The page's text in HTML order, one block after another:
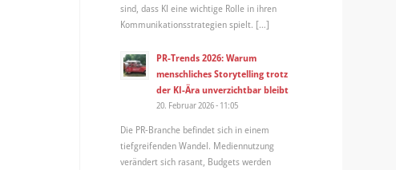
sind, dass KI eine wichtige Rolle in ihren
Kommunikationsstrategien spielt. […]
PR-Trends 2026: Warum
menschliches Storytelling trotz
der KI-Ära unverzichtbar bleibt
20. Februar 2026 - 11:05
Die PR-Branche befindet sich in einem
tiefgreifenden Wandel. Mediennutzung
verändert sich rasant, Budgets werden